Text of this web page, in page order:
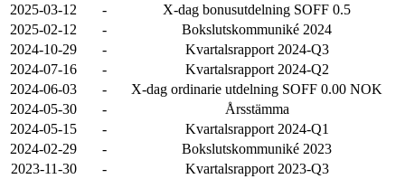
2025-03-12
-
X-dag bonusutdelning SOFF 0.5
2025-02-12
-
Bokslutskommuniké 2024
2024-10-29
-
Kvartalsrapport 2024-Q3
2024-07-16
-
Kvartalsrapport 2024-Q2
2024-06-03
-
X-dag ordinarie utdelning SOFF 0.00 NOK
2024-05-30
-
Årsstämma
2024-05-15
-
Kvartalsrapport 2024-Q1
2024-02-29
-
Bokslutskommuniké 2023
2023-11-30
-
Kvartalsrapport 2023-Q3